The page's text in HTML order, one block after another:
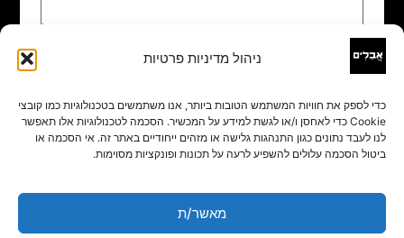
ניהול מדיניות פרטיות
כדי לספק את חוויות המשתמש הטובות ביותר, אנו משתמשים בטכנולוגיות כמו קובצי
Cookie כדי לאחסן ו/או לגשת למידע על המכשיר. הסכמה לטכנולוגיות אלו תאפשר
לנו לעבד נתונים כגון התנהגות גלישה או מזהים ייחודיים באתר זה. אי הסכמה או
ביטול הסכמה עלולים להשפיע לרעה על תכונות ופונקציות מסוימות.
מאשר/ת
שם
אימייל*